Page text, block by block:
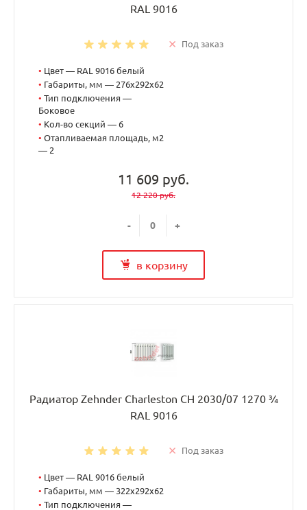
RAL 9016
Под заказ
• Цвет — RAL 9016 белый
• Габариты, мм — 276x292x62
• Тип подключения —
Боковое
• Кол-во секций — 6
• Отапливаемая площадь, м2
— 2
11 609 руб.
12 220 руб.
- +
в корзину
Радиатор Zehnder Charleston CH 2030/07 1270 ¾
RAL 9016
Под заказ
• Цвет — RAL 9016 белый
• Габариты, мм — 322x292x62
• Тип подключения —